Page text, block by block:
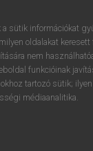
sütik információkat
oldalakat keresett
nem
funkcióinak
tartozó sütik;
médiaanalitika.
u i
k l é
m , .